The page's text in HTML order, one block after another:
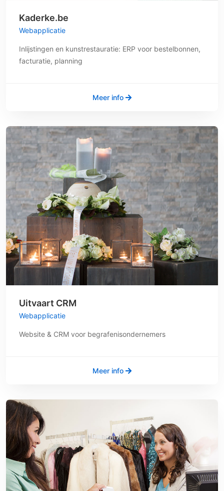
Kaderke.be
Webapplicatie
Inlijstingen en kunstrestauratie: ERP voor bestelbonnen,
facturatie, planning
Meer info
Uitvaart CRM
Webapplicatie
Website & CRM voor begrafenisondernemers
Meer info